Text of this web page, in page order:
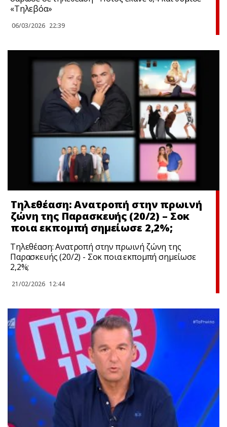
«Τηλεβόα»
06/03/2026 22:39
Τηλεθέαση: Ανατροπή στην πρωινή
ζώνη της Παρασκευής (20/2) – Σoκ
ποια εκπομπή σημείωσε 2,2%;
Τηλεθέαση: Ανατροπή στην πρωινή ζώνη της
Παρασκευής (20/2) - Σoκ ποια εκπομπή σημείωσε
2,2%;
21/02/2026 12:44